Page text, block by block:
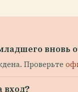
вновь
Проверьте
вход?